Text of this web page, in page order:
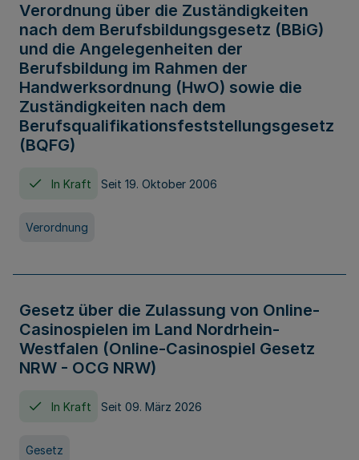
Verordnung über die Zuständigkeiten
nach dem Berufsbildungsgesetz (BBiG)
und die Angelegenheiten der
Berufsbildung im Rahmen der
Handwerksordnung (HwO) sowie die
Zuständigkeiten nach dem
Berufsqualifikationsfeststellungsgesetz
(BQFG)
In Kraft Seit 19. Oktober 2006
Verordnung
Gesetz über die Zulassung von Online-
Casinospielen im Land Nordrhein-
Westfalen (Online-Casinospiel Gesetz
NRW - OCG NRW)
In Kraft Seit 09. März 2026
Gesetz